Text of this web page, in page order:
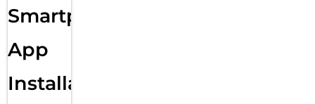
Smartphone
App
Installation